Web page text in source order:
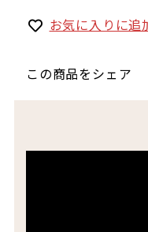
お気に入りに追
この商品をシェア